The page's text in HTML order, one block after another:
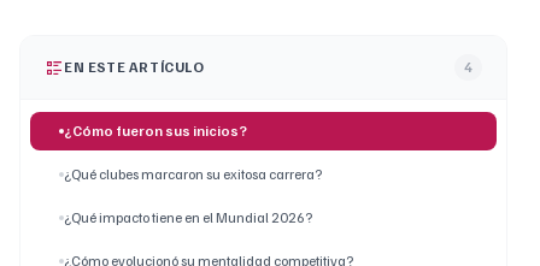
EN ESTE ARTÍCULO 4
¿Cómo fueron sus inicios?
¿Qué clubes marcaron su exitosa carrera?
¿Qué impacto tiene en el Mundial 2026?
¿Cómo evolucionó su mentalidad competitiva?